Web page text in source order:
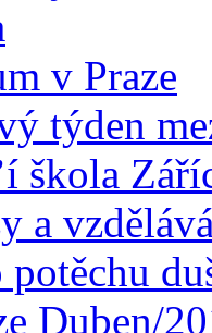
v Praze
týden
škola
a
Duben/